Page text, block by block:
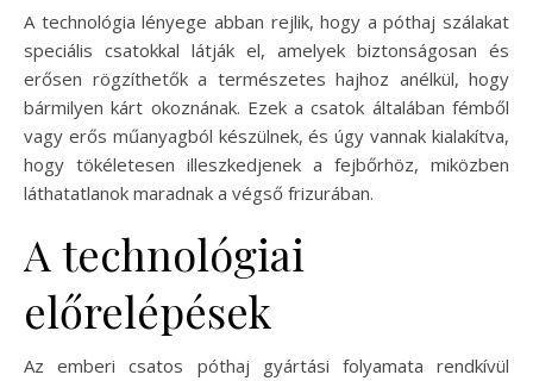
A technológia lényege abban rejlik, hogy a póthaj szálakat
speciális csatokkal látják el, amelyek biztonságosan és
erősen rögzíthetők a természetes hajhoz anélkül, hogy
bármilyen kárt okoznának. Ezek a csatok általában fémből
vagy erős műanyagból készülnek, és úgy vannak kialakítva,
hogy tökéletesen illeszkedjenek a fejbőrhöz, miközben
láthatatlanok maradnak a végső frizurában.
A technológiai
előrelépések
Az emberi csatos póthaj gyártási folyamata rendkívül